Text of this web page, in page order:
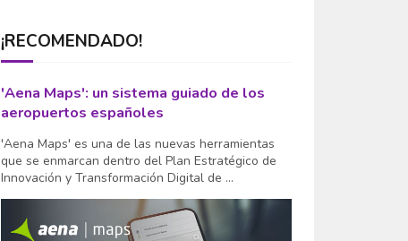
¡RECOMENDADO!
'Aena Maps': un sistema guiado de los
aeropuertos españoles
'Aena Maps' es una de las nuevas herramientas
que se enmarcan dentro del Plan Estratégico de
Innovación y Transformación Digital de ...